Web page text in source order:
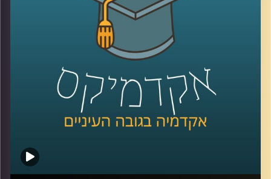
איזה חלק יש לאזרחי המדינה הפעילים
באינסטגרם לתהליך הזה ומה הקשר של כל זה
קרדיט תמונות: AudioVersity